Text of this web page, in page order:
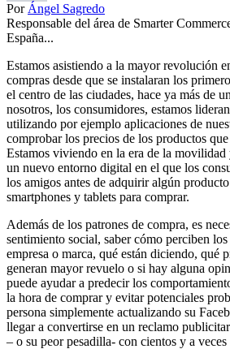
Por Ángel Sagredo
Responsable del área de Smarter
España...
Estamos asistiendo a la mayor revolución
compras desde que se instalaran los
el centro de las ciudades, hace ya más de
nosotros, los consumidores, estamos
utilizando por ejemplo aplicaciones de
comprobar los precios de los productos
Estamos viviendo en la era de la movilidad
un nuevo entorno digital en el que los
los amigos antes de adquirir algún
smartphones y tablets para comprar.
Además de los patrones de compra, es
sentimiento social, saber cómo perciben
empresa o marca, qué están diciendo, qué
generan mayor revuelo o si hay alguna
puede ayudar a predecir los
la hora de comprar y evitar potenciales
persona simplemente actualizando su
llegar a convertirse en un reclamo
– o su peor pesadilla- con cientos y a